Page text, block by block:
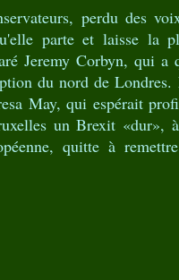
perdu des
parte et laisse la
Jeremy Corbyn, qui a
du nord de
May, qui espérait
un Brexit «dur»,
quitte à